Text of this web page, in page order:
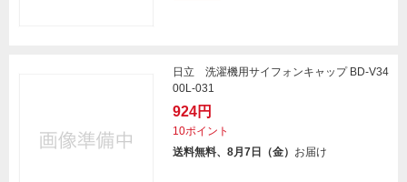
日立 洗濯機用サイフォンキャップ BD-V34
00L-031
924円
10ポイント
送料無料、8月7日（金） お届け